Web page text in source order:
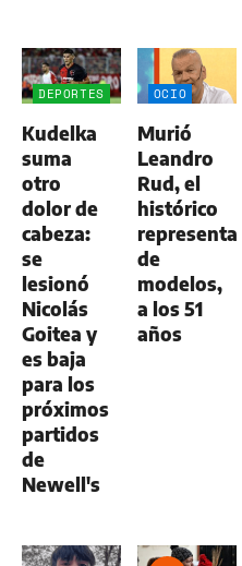
DEPORTES
Kudelka
suma
otro
dolor de
cabeza:
se
lesionó
Nicolás
Goitea y
es baja
para los
próximos
partidos
de
Newell's
OCIO
Murió
Leandro
Rud, el
histórico
de
modelos,
a los 51
años